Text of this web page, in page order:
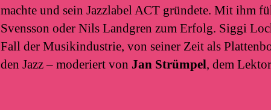
machte und sein Jazzlabel ACT gründete. Mit ihm
Svensson oder Nils Landgren zum Erfolg. Siggi
Fall der Musikindustrie, von seiner Zeit als
den Jazz – moderiert von Jan Strümpel, dem